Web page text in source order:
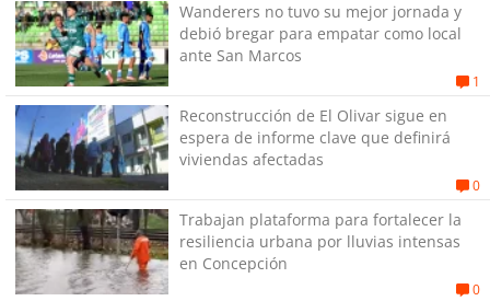
Wanderers no tuvo su mejor jornada y
debió bregar para empatar como local
ante San Marcos
1
Reconstrucción de El Olivar sigue en
espera de informe clave que definirá
viviendas afectadas
0
Trabajan plataforma para fortalecer la
resiliencia urbana por lluvias intensas
en Concepción
0